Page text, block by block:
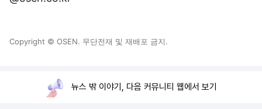
Copyright © OSEN. 무단전재 및 재배포 금지.
뉴스 밖 이야기, 다음 커뮤니티 웹에서 보기